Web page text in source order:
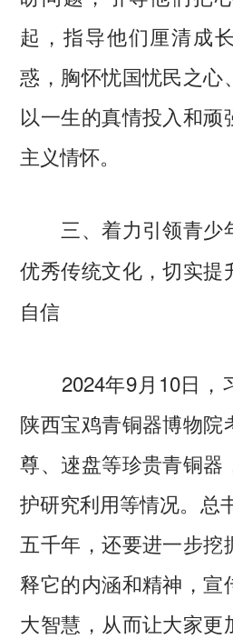
起，指导他们厘清成
惑，胸怀忧国忧民之心
以一生的真情投入和顽
主义情怀。
三、着力引领青少
优秀传统文化，切实提
自信
2024年9月10日，
陕西宝鸡青铜器博物院
尊、逨盘等珍贵青铜器
护研究利用等情况。总
五千年，还要进一步挖
释它的内涵和精神，宣
大智慧，从而让大家更